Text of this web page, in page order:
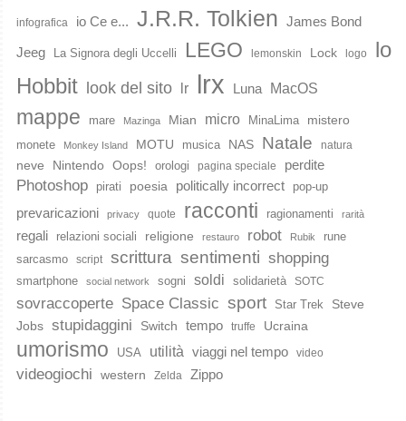
infografica io Ce e... J.R.R. Tolkien James Bond
Jeeg La Signora degli Uccelli LEGO lemonskin Lock logo
lo
Hobbit look del sito lr lrx Luna MacOS
mappe mare Mazinga Mian micro MinaLima mistero
monete Monkey Island MOTU musica NAS Natale natura
neve Nintendo Oops! orologi pagina speciale perdite
Photoshop pirati poesia politically incorrect pop-up
prevaricazioni privacy quote racconti ragionamenti rarità
regali relazioni sociali religione restauro robot Rubik
rune
sarcasmo
script scrittura sentimenti shopping
smartphone social network sogni soldi solidarietà SOTC
sovraccoperte Space Classic sport Star Trek
Steve
Jobs stupidaggini Switch tempo truffe Ucraina
umorismo USA utilità viaggi nel tempo video
videogiochi western Zelda Zippo